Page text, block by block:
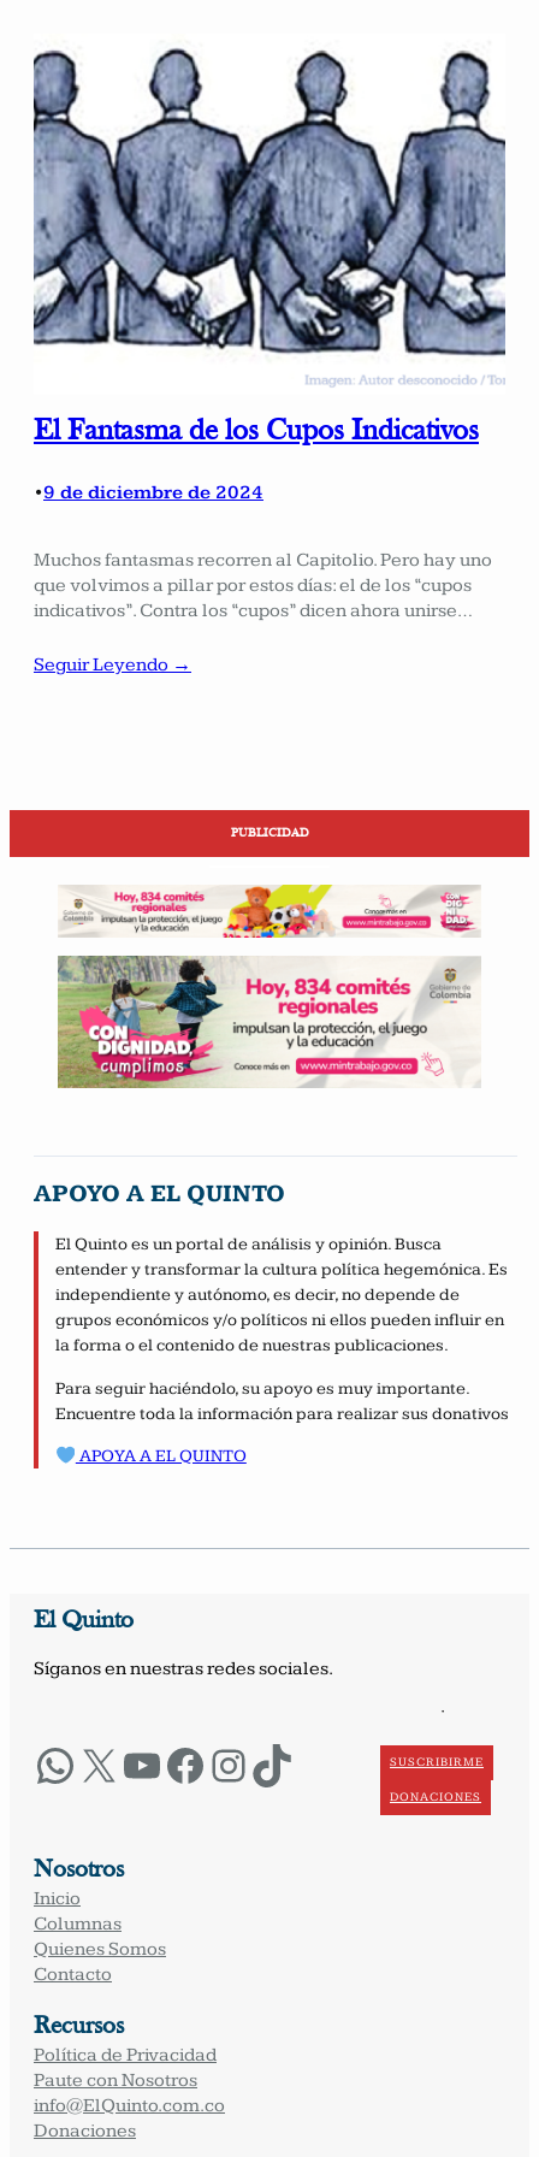
El Fantasma de los Cupos Indicativos
•9 de diciembre de 2024
Muchos fantasmas recorren al Capitolio. Pero hay uno
que volvimos a pillar por estos días: el de los “cupos
indicativos”. Contra los “cupos” dicen ahora unirse…
Seguir Leyendo →
PUBLICIDAD
APOYO A EL QUINTO
El Quinto es un portal de análisis y opinión. Busca
entender y transformar la cultura política hegemónica. Es
independiente y autónomo, es decir, no depende de
grupos económicos y/o políticos ni ellos pueden influir en
la forma o el contenido de nuestras publicaciones.
Para seguir haciéndolo, su apoyo es muy importante.
Encuentre toda la información para realizar sus donativos
APOYA A EL QUINTO
El Quinto
Síganos en nuestras redes sociales.
WhatsApp X YouTube Facebook InstagramTikTok
·
SUSCRIBIRME
DONACIONES
Nosotros
Inicio
Columnas
Quienes Somos
Contacto
Recursos
Política de Privacidad
Paute con Nosotros
info@ElQuinto.com.co
Donaciones